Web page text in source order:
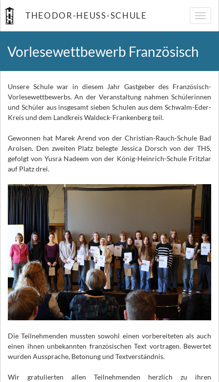
THEODOR-HEUSS-SCHULE
Vorlesewettbewerb Französisch
Unsere Schule war in diesem Jahr Gastgeber des Französisch-
Vorlesewettbewerbs. An der Veranstaltung nahmen Schülerinnen
und Schüler aus insgesamt sieben Schulen aus dem Schwalm-Eder-
Kreis und dem Landkreis Waldeck-Frankenberg teil.
Gewonnen hat Marek Arend von der Christian-Rauch-Schule Bad
Arolsen. Den zweiten Platz belegte Jessica Dorsch von der THS,
gefolgt von Yusra Nadeem von der König-Heinrich-Schule Fritzlar
auf Platz drei.
Die Teilnehmenden mussten sowohl einen vorbereiteten als auch
einen ihnen unbekannten französischen Text vortragen. Bewertet
wurden Aussprache, Betonung und Textverständnis.
Wir gratulierten allen Teilnehmenden herzlich zu ihren